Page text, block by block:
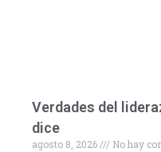
Verdades del
dice
agosto 8, 2026
No hay